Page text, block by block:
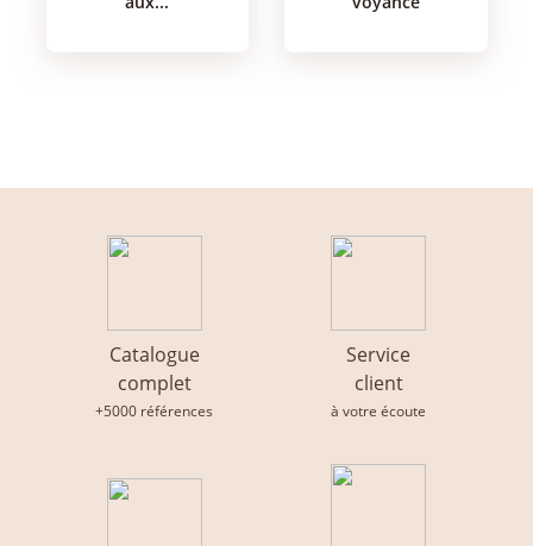
Catalogue
complet
+5000 références
Service
client
à votre écoute